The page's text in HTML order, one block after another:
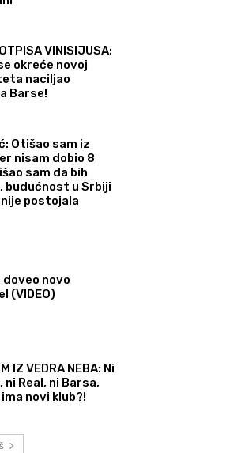
VINISIJUSA:
okreće novoj
naciljao
Barse!
Otišao sam iz
nisam dobio 8
sam da bih
budućnost u Srbiji
postojala
novo
(VIDEO)
IZ VEDRA NEBA: Ni
ni Real, ni Barsa,
novi klub?!